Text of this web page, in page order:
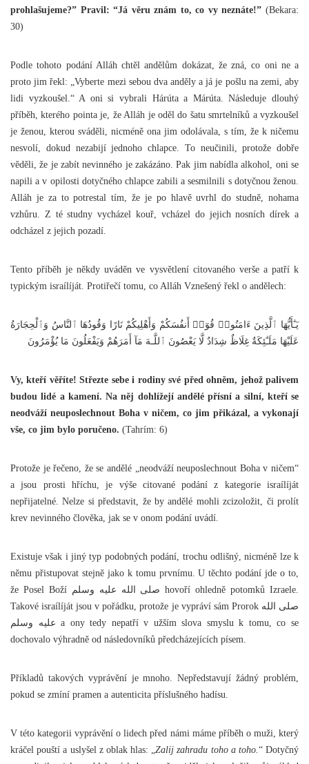
prohlašujeme?” Pravil: “Já věru znám to, co vy neznáte!” (Bekara:
30)
Podle tohoto podání Alláh chtěl andělům dokázat, že zná, co oni ne a
proto jim řekl: „Vyberte mezi sebou dva anděly a já je pošlu na zemi, aby
lidi vyzkoušel.“ A oni si vybrali Hárúta a Márúta. Následuje dlouhý
příběh, kterého pointa je, že Alláh je oděl do šatu smrtelníků a vyzkoušel
je ženou, kterou sváděli, nicméně ona jim odolávala, s tím, že k ničemu
nesvolí, dokud nezabijí jednoho chlapce. To neučinili, protože dobře
věděli, že je zabít nevinného je zakázáno. Pak jim nabídla alkohol, oni se
napili a v opilosti dotyčného chlapce zabili a sesmilnili s dotyčnou ženou.
Alláh je za to potrestal tím, že je po hlavě uvrhl do studně, nohama
vzhůru. Z té studny vycházel kouř, vcházel do jejich nosních dírek a
odcházel z jejich pozadí.
Tento příběh je někdy uváděn ve vysvětlení citovaného verše a patří k
typickým israílíját. Protiřečí tomu, co Alláh Vznešený řekl o andělech:
يَـٰٓأَيُّهَا ٱلَّذِينَ ءَامَنُوا۟ قُوٓا۟ أَنفُسَكُمْ وَأَهْلِيكُمْ نَارًا وَقُودُهَا ٱلنَّاسُ وَٱلْحِجَارَةُ
عَلَيْهَا مَلَـٰٓئِكَةٌ غِلَاظٌ شِدَادٌ لَّا يَعْصُونَ ٱللَّـهَ مَآ أَمَرَهُمْ وَيَفْعَلُونَ مَا يُؤْمَرُونَ
Vy, kteří věříte! Střezte sebe i rodiny své před ohněm, jehož palivem
budou lidé a kamení. Na něj dohlížejí andělé přísní a silní, kteří se
neodváží neuposlechnout Boha v ničem, co jim přikázal, a vykonají
vše, co jim bylo poručeno. (Tahrím: 6)
Protože je řečeno, že se andělé „neodváží neuposlechnout Boha v ničem“
a jsou prosti hříchu, je výše citované podání z kategorie israílíját
nepřijatelné. Nelze si představit, že by andělé mohli zcizoložit, či prolít
krev nevinného člověka, jak se v onom podání uvádí.
Existuje však i jiný typ podobných podání, trochu odlišný, nicméně lze k
němu přistupovat stejně jako k tomu prvnímu. U těchto podání jde o to,
že Posel Boží صلى الله عليه وسلم hovoří ohledně potomků Izraele.
Takové israílíját jsou v pořádku, protože je vypráví sám Prorok صلى الله
عليه وسلم a ony tedy nepatří v užším slova smyslu k tomu, co se
dochovalo výhradně od následovníků předcházejících písem.
Příkladů takových vyprávění je mnoho. Nepředstavují žádný problém,
pokud se zmíní pramen a autenticita příslušného hadísu.
V této kategorii vyprávění o lidech před námi máme příběh o muži, který
kráčel pouští a uslyšel z oblak hlas: „Zalij zahradu toho a toho. “ Dotyčný